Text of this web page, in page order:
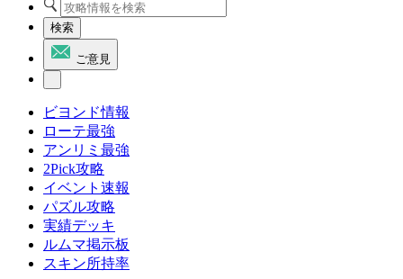
検索
ご意見
ビヨンド情報
ローテ最強
アンリミ最強
2Pick攻略
イベント速報
パズル攻略
実績デッキ
ルムマ掲示板
スキン所持率